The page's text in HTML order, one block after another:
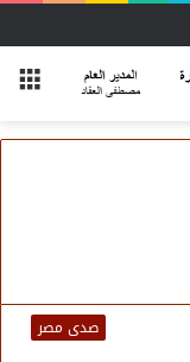
الفوج الأول
صدى مصر